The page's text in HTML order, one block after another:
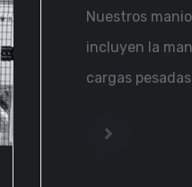
Nuestros
incluyen la
cargas pesadas